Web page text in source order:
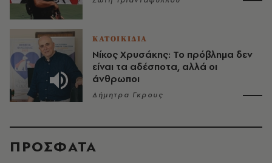
ΚΑΤΟΙΚΙΔΙΑ
Νίκος Χρυσάκης: Το πρόβλημα δεν
είναι τα αδέσποτα, αλλά οι
άνθρωποι
Δήμητρα Γκρους
ΠΡΟΣΦΑΤΑ